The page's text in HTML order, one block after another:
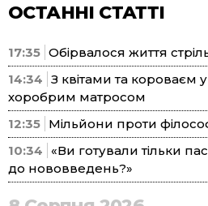
ОСТАННІ СТАТТІ
17:35 Обірвалося життя
14:34 З квітами та короваєм
хоробрим матросом
12:35 Мільйони проти
10:34
«Ви готували тільки
до нововведень?»